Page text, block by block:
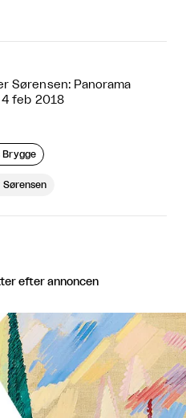
Sørensen: Panorama
feb 2018
Brygge
Sørensen
efter annoncen